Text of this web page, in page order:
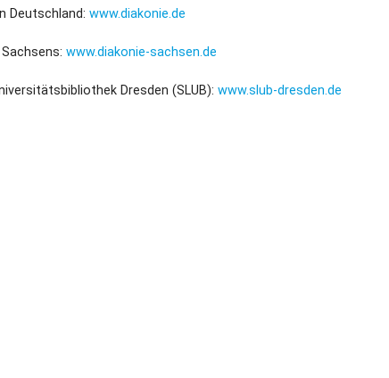
Gärtnerei
Deutschland: www.diakonie.de
www.diakonie-sachsen.de
Dresden (SLUB): www.slub-dresden.de